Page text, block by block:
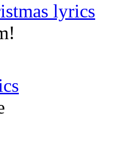
lyrics